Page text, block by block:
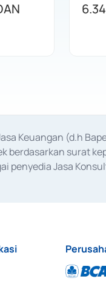
Keuangan (d.h
berdasarkan surat
penyedia Jasa